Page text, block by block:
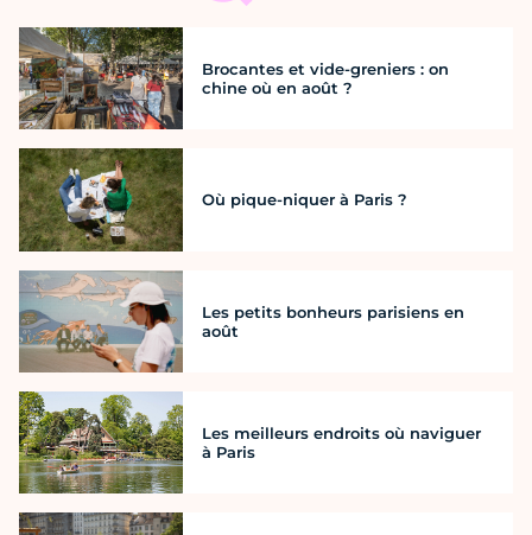
Brocantes et vide-greniers : on
chine où en août ?
Où pique-niquer à Paris ?
Les petits bonheurs parisiens en
août
Les meilleurs endroits où naviguer
à Paris